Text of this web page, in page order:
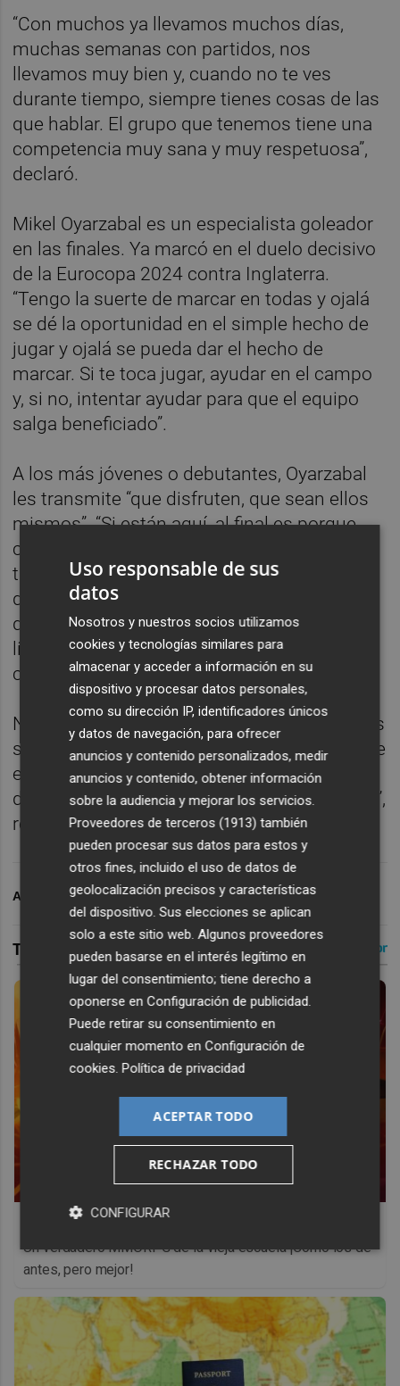
“Con muchos ya llevamos muchos días,
muchas semanas con partidos, nos
llevamos muy bien y, cuando no te ves
durante tiempo, siempre tienes cosas de las
que hablar. El grupo que tenemos tiene una
competencia muy sana y muy respetuosa”,
declaró.
Mikel Oyarzabal es un especialista goleador
en las finales. Ya marcó en el duelo decisivo
de la Eurocopa 2024 contra Inglaterra.
“Tengo la suerte de marcar en todas y ojalá
se dé la oportunidad en el simple hecho de
jugar y ojalá se pueda dar el hecho de
marcar. Si te toca jugar, ayudar en el campo
y, si no, intentar ayudar para que el equipo
salga beneficiado”.
A los más jóvenes o debutantes, Oyarzabal
les transmite “que disfruten, que sean ellos
mismos”. “Si están aquí, al final es porque
consideran que nos pueden ayudar, tienen
talento, compromiso y lo pongan a
disposición del equipo”, añadió el futbolista,
que fue preguntado por su condición de
líder: “No lo sé. Yo soy yo. Intento ayudar
cuando pueda”.
No sabe el atacante de la Real Sociedad si es
su “mejor momento o no”. “Es verdad que me
encuentro bien, estoy disfrutando del fútbol,
de la vida, soy feliz y eso es muy importante”,
recalcó.
ARCHIVADO EN MUNDIAL FÚTBOL 2026 FÚTBOL
Corepunk MMORPG
Un verdadero MMORPG de la vieja escuela ¡Cómo los de
antes, pero mejor!
Uso responsable de sus
datos
Nosotros y nuestros socios utilizamos
cookies y tecnologías similares para
almacenar y acceder a información en su
dispositivo y procesar datos personales,
como su dirección IP, identificadores únicos
y datos de navegación, para ofrecer
anuncios y contenido personalizados, medir
anuncios y contenido, obtener información
sobre la audiencia y mejorar los servicios.
Proveedores de terceros (1913) también
pueden procesar sus datos para estos y
otros fines, incluido el uso de datos de
geolocalización precisos y características
del dispositivo. Sus elecciones se aplican
solo a este sitio web. Algunos proveedores
pueden basarse en el interés legítimo en
lugar del consentimiento; tiene derecho a
oponerse enConfiguración de publicidad
Puede retirar su consentimiento en
cualquier momento enConfiguración de
cookies .Política de privacidad
ACEPTAR TODO
RECHAZAR TODO
CONFIGURAR